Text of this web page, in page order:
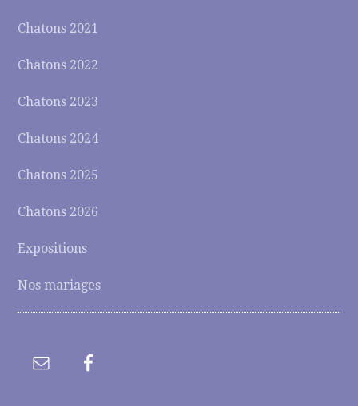
Chatons 2021
Chatons 2022
Chatons 2023
Chatons 2024
Chatons 2025
Chatons 2026
Expositions
Nos mariages